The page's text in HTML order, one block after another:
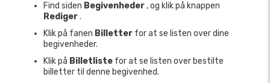
Find siden Begivenheder , og klik på knappen
Rediger.
Klik på fanen Billetter for at se listen over dine
begivenheder.
Klik på Billetliste for at se listen over bestilte
billetter til denne begivenhed.